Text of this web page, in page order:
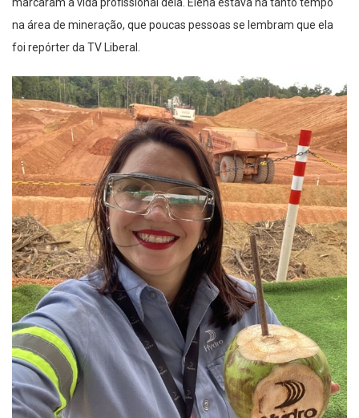
na área de mineração, que poucas pessoas se lembram que ela
foi repórter da TV Liberal.